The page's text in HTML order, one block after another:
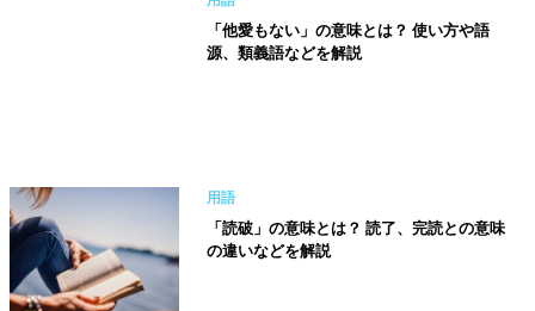
「他愛もない」の意味とは？ 使い方や語
源、類義語などを解説
用語
「読破」の意味とは？ 読了、完読との意味
の違いなどを解説